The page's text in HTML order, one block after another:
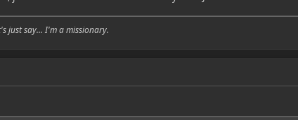
just say... I'm a missionary.